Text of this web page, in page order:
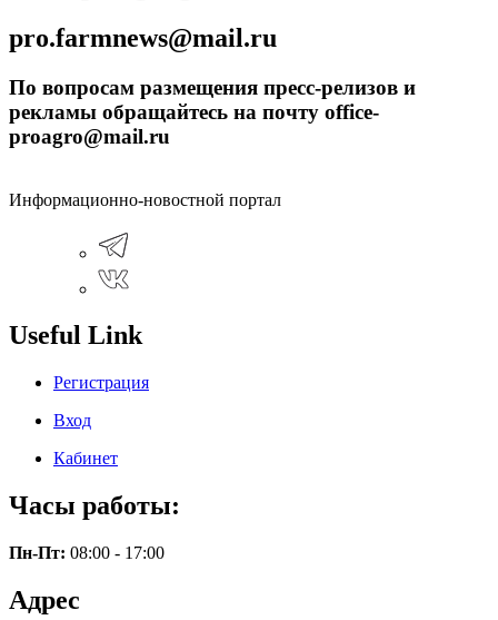
pro.farmnews@mail.ru
По вопросам размещения пресс-релизов и
рекламы обращайтесь на почту office-
proagro@mail.ru
Информационно-новостной портал
Useful Link
Регистрация
Вход
Кабинет
Часы работы:
Пн-Пт: 08:00 - 17:00
Адрес